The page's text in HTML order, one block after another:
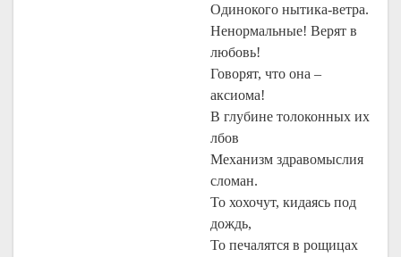
Одинокого нытика-ветра.
Ненормальные! Верят в
любовь!
Говорят, что она –
аксиома!
В глубине толоконных их
лбов
Механизм здравомыслия
сломан.
То хохочут, кидаясь под
дождь,
То печалятся в рощицах